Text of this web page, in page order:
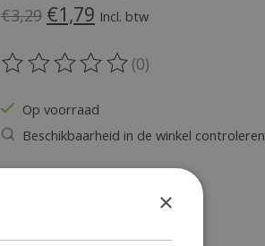
€3,29 €1,79 Incl. btw
De beoordeling van dit product is
(0)
Op voorraad
Beschikbaarheid in de winkel controleren
×